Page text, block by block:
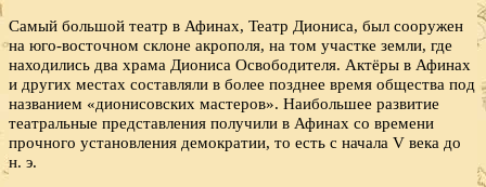
Самый большой театр в Афинах, Театр Диониса, был сооружен
на юго-восточном склоне акрополя, на том участке земли, где
находились два храма Диониса Освободителя. Актёры в Афинах
и других местах составляли в более позднее время общества под
названием «дионисовских мастеров». Наибольшее развитие
театральные представления получили в Афинах со времени
прочного установления демократии, то есть с начала V века до
н. э.